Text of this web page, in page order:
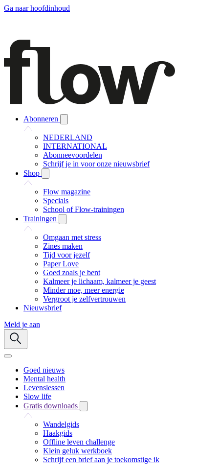
Ga naar hoofdinhoud
Abonneren
NEDERLAND
INTERNATIONAL
Abonneevoordelen
Schrijf je in voor onze nieuwsbrief
Shop
Flow magazine
Specials
School of Flow-trainingen
Trainingen
Omgaan met stress
Zines maken
Tijd voor jezelf
Paper Love
Goed zoals je bent
Kalmeer je lichaam, kalmeer je geest
Minder moe, meer energie
Vergroot je zelfvertrouwen
Nieuwsbrief
Meld je aan
Goed nieuws
Mental health
Levenslessen
Slow life
Gratis downloads
Wandelgids
Haakgids
Offline leven challenge
Klein geluk werkboek
Schrijf een brief aan je toekomstige ik